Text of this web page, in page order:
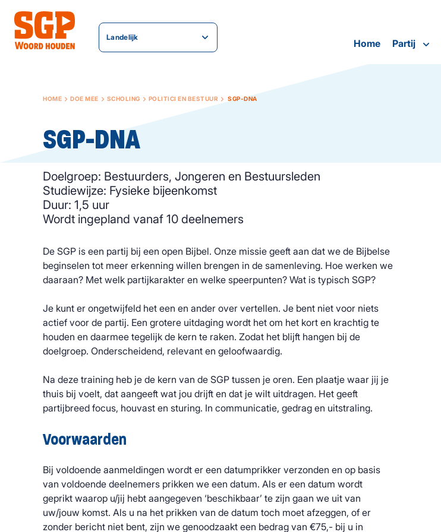
Landelijk
Home Partij
HOME DOE MEE SCHOLING POLITICI EN BESTUUR SGP-DNA
SGP-DNA
Doelgroep: Bestuurders, Jongeren en Bestuursleden
Studiewijze: Fysieke bijeenkomst
Duur: 1,5 uur
Wordt ingepland vanaf 10 deelnemers
De SGP is een partij bij een open Bijbel. Onze missie geeft aan dat we de Bijbelse
beginselen tot meer erkenning willen brengen in de samenleving. Hoe werken we
daaraan? Met welk partijkarakter en welke speerpunten? Wat is typisch SGP?
Je kunt er ongetwijfeld het een en ander over vertellen. Je bent niet voor niets
actief voor de partij. Een grotere uitdaging wordt het om het kort en krachtig te
houden en daarmee tegelijk de kern te raken. Zodat het blijft hangen bij de
doelgroep. Onderscheidend, relevant en geloofwaardig.
Na deze training heb je de kern van de SGP tussen je oren. Een plaatje waar jij je
thuis bij voelt, dat aangeeft wat jou drijft en dat je wilt uitdragen. Het geeft
partijbreed focus, houvast en sturing. In communicatie, gedrag en uitstraling.
Voorwaarden
Bij voldoende aanmeldingen wordt er een datumprikker verzonden en op basis
van voldoende deelnemers prikken we een datum. Als er een datum wordt
geprikt waarop u/jij hebt aangegeven ‘beschikbaar’ te zijn gaan we uit van
uw/jouw komst. Als u na het prikken van de datum toch moet afzeggen, of er
zonder bericht niet bent, zijn we genoodzaakt een bedrag van €75,- bij u in